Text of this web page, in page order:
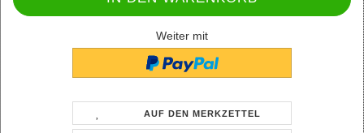
Weiter mit
AUF DEN MERKZETTEL